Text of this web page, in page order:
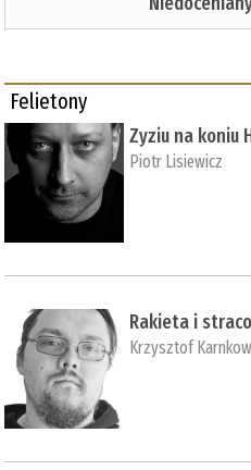
Felietony
Zyziu na koniu
Piotr Lisiewicz
Rakieta i
Krzysztof